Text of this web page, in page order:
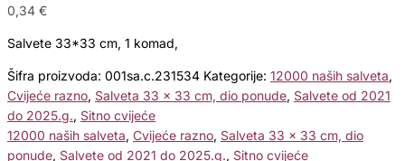
0,34 €
Salvete 33*33 cm, 1 komad,
Šifra proizvoda: 001sa.c.231534 Kategorije: 12000 naših salveta,
Cvijeće razno, Salveta 33 x 33 cm, dio ponude, Salvete od 2021
do 2025.g., Sitno cvijeće
12000 naših salveta, Cvijeće razno, Salveta 33 x 33 cm, dio
ponude, Salvete od 2021 do 2025.g., Sitno cvijeće